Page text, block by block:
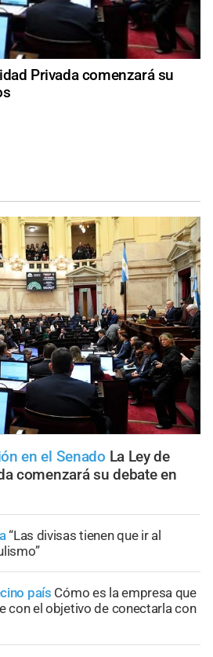
Privada comenzará su
en el Senado La Ley de
comenzará su debate en
“Las divisas tienen que ir al
país Cómo es la empresa que
con el objetivo de conectarla con